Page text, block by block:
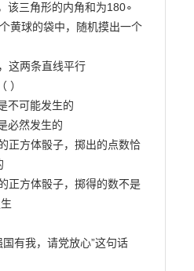
该三角形的内角和为180∘
黄球的袋中，随机摸出一个
这两条直线平行
）
不可能发生的
必然发生的
正方体骰子，掷出的点数恰
正方体骰子，掷得的数不是
有我，请党放心”这句话